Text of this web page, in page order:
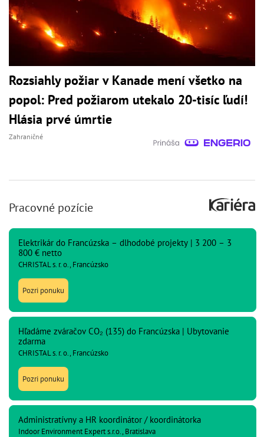
Rozsiahly požiar v Kanade mení všetko na
popol: Pred požiarom utekalo 20-tisíc ľudí!
Hlásia prvé úmrtie
Zahraničné
Pracovné pozície
Elektrikár do Francúzska – dlhodobé projekty | 3 200 – 3
800 € netto
CHRISTAL s. r. o., Francúzsko
Pozri ponuku
Hľadáme zváračov CO₂ (135) do Francúzska | Ubytovanie
zdarma
CHRISTAL s. r. o., Francúzsko
Pozri ponuku
Administratívny a HR koordinátor / koordinátorka
Indoor Environment Expert s.r.o., Bratislava